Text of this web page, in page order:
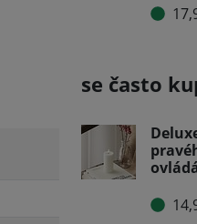
se často